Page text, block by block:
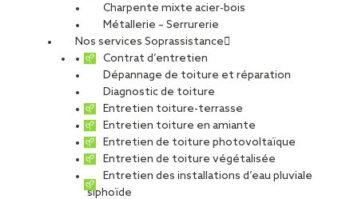
Charpente mixte acier-bois
Métallerie – Serrurerie
Nos services Soprassistance
Contrat d’entretien
Dépannage de toiture et réparation
Diagnostic de toiture
Entretien toiture-terrasse
Entretien toiture en amiante
Entretien de toiture photovoltaïque
Entretien de toiture végétalisée
Entretien des installations d’eau pluviale
siphoïde